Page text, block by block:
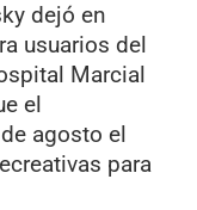
dejó en
usuarios del
Marcial
el
agosto el
para